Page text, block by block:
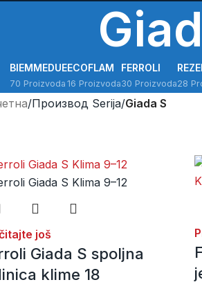
BIEMMEDUE
70 Proizvoda
ECOFLAM
16 Proizvoda
FERROLI
30 Proizvoda28
/Производ Serija/Giada S
još
Giada S spoljna
klime 18